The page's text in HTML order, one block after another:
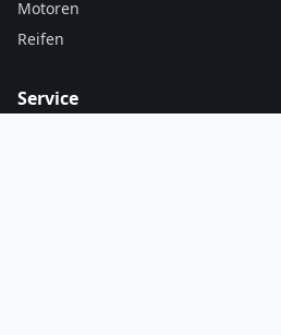
Motoren
Reifen
Service